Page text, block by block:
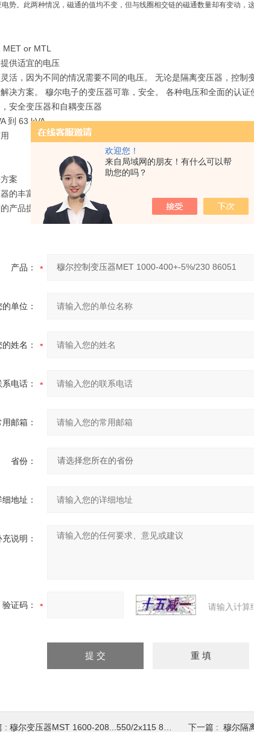
欢迎您！
来自局域网的朋友！有什么可以帮
助您的吗？
势。此两种情况，磁通的值均不变，但与线圈相交链的磁通数量却有变动
MET or MTL
供适宜的电压
活，因为不同的情况需要不同的电压。 无论是隔离变压器，控
决方案。 穆尔电子的变压器可靠，安全。 各种电压和全面的认证
安全变压器和自耦变压器
到 63 kVA
案
的丰富经验
产品提供了与客户需求高度契合的版本
产品：
的单位：
的姓名：
系电话：
用邮箱：
省份：
细地址：
充说明：
验证码： 请输入计算
: 穆尔变压器MST 1600-208...550/2x115 86152 下一篇 : 穆尔隔